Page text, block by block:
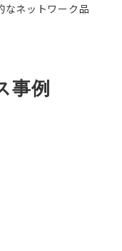
なネットワーク品
事例